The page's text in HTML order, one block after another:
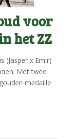
voor
het ZZ
(Jasper x Emir)
Met twee
medaille